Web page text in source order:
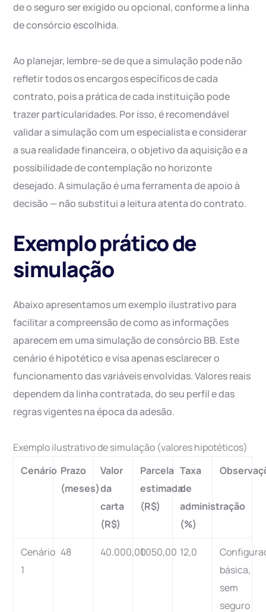
de o seguro ser exigido ou opcional, conforme a linha
de consórcio escolhida.
Ao planejar, lembre-se de que a simulação pode não
refletir todos os encargos específicos de cada
contrato, pois a prática de cada instituição pode
trazer particularidades. Por isso, é recomendável
validar a simulação com um especialista e considerar
a sua realidade financeira, o objetivo da aquisição e a
possibilidade de contemplação no horizonte
desejado. A simulação é uma ferramenta de apoio à
decisão — não substitui a leitura atenta do contrato.
Exemplo prático de
simulação
Abaixo apresentamos um exemplo ilustrativo para
facilitar a compreensão de como as informações
aparecem em uma simulação de consórcio BB. Este
cenário é hipotético e visa apenas esclarecer o
funcionamento das variáveis envolvidas. Valores reais
dependem da linha contratada, do seu perfil e das
regras vigentes na época da adesão.
Exemplo ilustrativo de simulação (valores hipotéticos)
Cenário Prazo
(meses)
Valor
da
carta
(R$)
Parcela
estimada
(R$)
Taxa
de
administração
(%)
Cenário
1
48 40.000,001.050,00 12,0
básica,
sem
seguro